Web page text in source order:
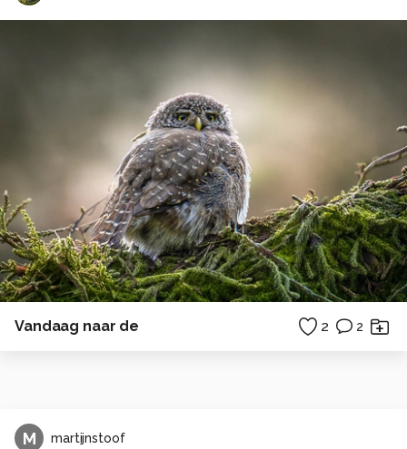
Vandaag naar de 2 2
M martijnstoof